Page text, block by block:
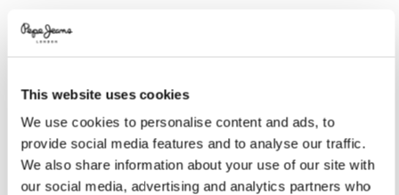
This website uses cookies
We use cookies to personalise content and ads, to
provide social media features and to analyse our traffic.
We also share information about your use of our site with
our social media, advertising and analytics partners who
Promotions
Variations
COULEURS:
SÉLECTIONNEZ LA TAILLE:
8 10 12 14 16